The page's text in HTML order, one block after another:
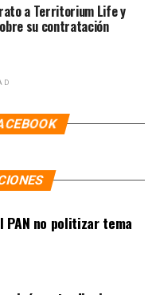
IGUALA
a gobernador de Baja
a Territorium Life y
su contratación
PAN no politizar tema